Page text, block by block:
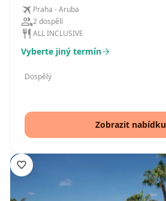
Praha - Aruba
2 dospělí
ALL INCLUSIVE
Vyberte jiný termín
Dospělý
Zobrazit nabídku